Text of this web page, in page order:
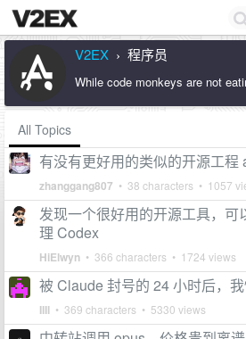
V2EX › 程序员
While code monkeys are not
All Topics
有没有更好用的类似的开源工程
zhanggang807 • 38 characters • 1057
发现一个很好用的开源工具，可
理 Codex
HiElwyn • 366 characters • 1724 views
被 Claude 封号的 24 小时后，
IlIl • 369 characters • 5330 views